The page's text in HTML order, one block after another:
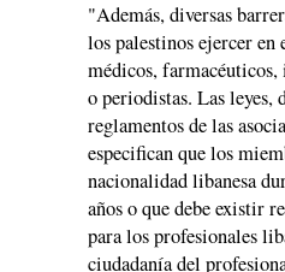
"Además, diversas
los palestinos ejercer
médicos, farmacéuticos,
o periodistas. Las leyes,
reglamentos de las
especifican que los
nacionalidad libanesa
años o que debe existir
para los profesionales
ciudadanía del